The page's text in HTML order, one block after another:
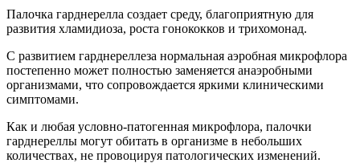
Палочка гарднерелла создает среду, благоприятную для
развития хламидиоза, роста гонококков и трихомонад.
С развитием гарднереллеза нормальная аэробная микрофлора
постепенно может полностью заменяется анаэробными
организмами, что сопровождается яркими клиническими
симптомами.
Как и любая условно-патогенная микрофлора, палочки
гарднереллы могут обитать в организме в небольших
количествах, не провоцируя патологических изменений.